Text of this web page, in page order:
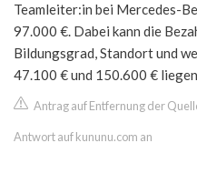
Teamleiter:in bei Mercedes-
97.000 €. Dabei kann die
Bildungsgrad, Standort und
47.100 € und 150.600 €
Antrag auf Entfernung der
Antwort auf kununu.com an